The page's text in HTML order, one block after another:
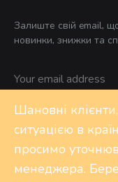
Залиште свій email,
новинки, знижки та
©2020
Privacy
Шановні
ситуацією в
просимо
менеджера.